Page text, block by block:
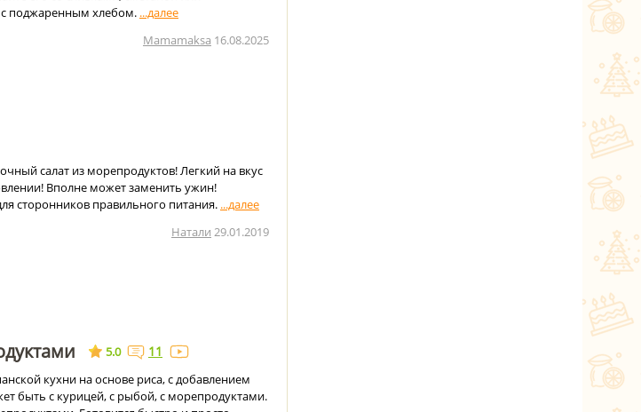
поджаренным хлебом.
Mamamaksa 16.08.2025
салат из морепродуктов! Легкий на вкус
Вполне может заменить ужин!
сторонников правильного питания.
Натали 29.01.2019
5.0 11
кухни на основе риса, с добавлением
быть с курицей, с рыбой, с морепродуктами.